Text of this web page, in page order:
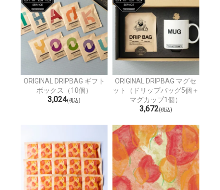
ORIGINAL DRIPBAG ギフト
ボックス（10個）
3,024(税込)
ORIGINAL DRIPBAG マグセ
ット（ドリップバッグ5個＋
マグカップ1個）
3,672(税込)